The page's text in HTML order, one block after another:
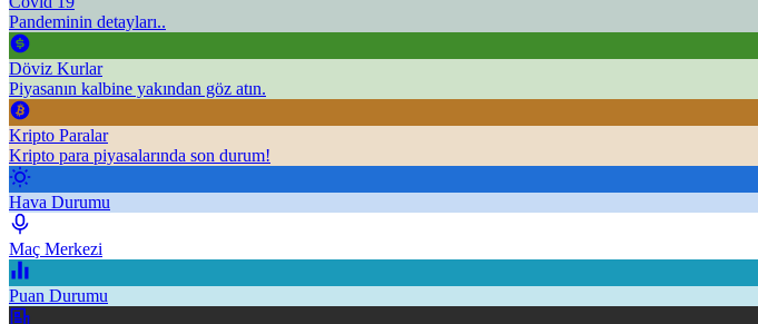
Pandeminin detayları..
Döviz Kurlar
Piyasanın kalbine yakından göz atın.
Kripto Paralar
Kripto para piyasalarında son durum!
Hava Durumu
Maç Merkezi
Puan Durumu